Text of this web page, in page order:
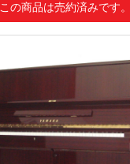
この商品は売約済みです。